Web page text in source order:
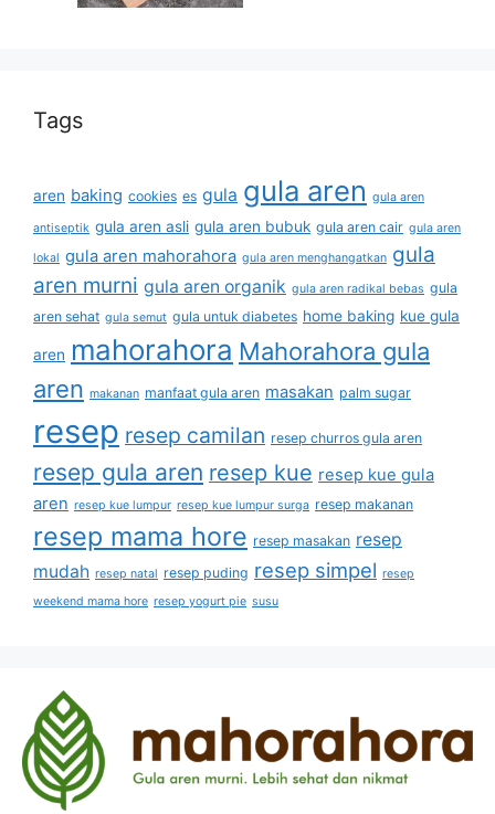
Tags
aren baking cookies es gula gula aren gula aren
antiseptik gula aren asli gula aren bubuk gula aren cair gula aren
lokal gula aren mahorahora gula aren menghangatkan gula
aren murni gula aren organik gula aren radikal bebas gula
aren sehat gula semut gula untuk diabetes home baking kue gula
aren mahorahora Mahorahora gula
aren makanan manfaat gula aren masakan palm sugar
resep resep camilan resep churros gula aren
resep gula aren resep kue resep kue gula
aren resep kue lumpur resep kue lumpur surga resep makanan
resep mama hore resep masakan resep
mudah resep natal resep puding resep simpel resep
weekend mama hore resep yogurt pie susu